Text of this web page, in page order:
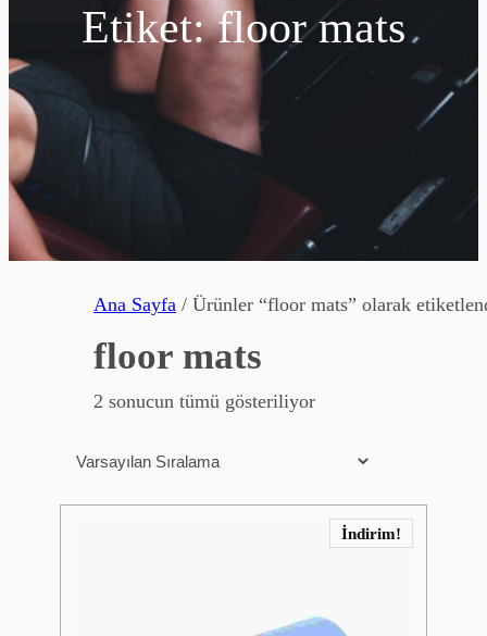
Etiket:floor mats
Ana Sayfa / Ürünler “floor mats” olarak
floor mats
2 sonucun tümü gösteriliyor
İndirim!